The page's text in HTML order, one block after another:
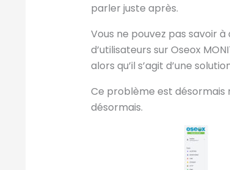
parler juste après.
Vous ne pouvez pas savoir
d’utilisateurs sur Oseox
alors qu’il s’agit d’une
Ce problème est
désormais.